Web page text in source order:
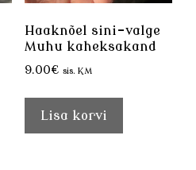
Haaknõel sini-valge
Muhu kaheksakand
9.00€ sis. KM
Lisa korvi